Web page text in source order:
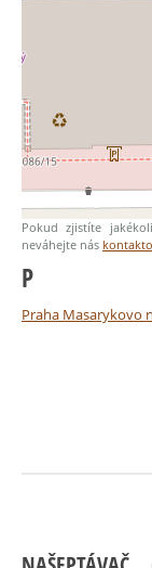
Pokud zjistíte
neváhejte nás
P
Praha Masarykovo